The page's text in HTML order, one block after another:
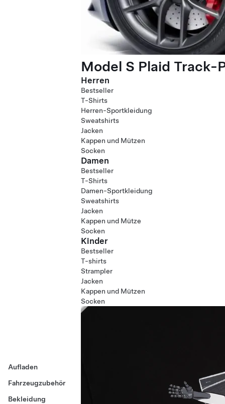
Aufladen
Fahrzeugzubehör
Bekleidung
Model S Plaid Track-
Herren
Bestseller
T-Shirts
Herren-Sportkleidung
Sweatshirts
Jacken
Kappen und Mützen
Socken
Damen
Bestseller
T-Shirts
Damen-Sportkleidung
Sweatshirts
Jacken
Kappen und Mütze
Socken
Kinder
Bestseller
T-shirts
Strampler
Jacken
Kappen und Mützen
Socken